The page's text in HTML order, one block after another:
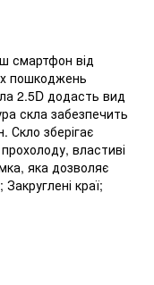
смартфон від
пошкоджень
2.5D додасть вид
скла забезпечить
Скло зберігає
властиві
яка дозволяє
краї;